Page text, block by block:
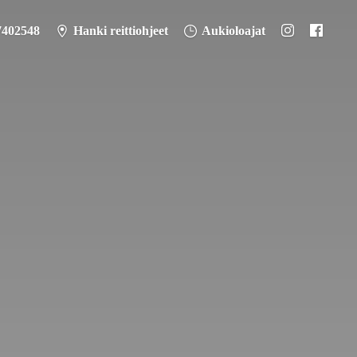
Hanki reittiohjeet Aukioloajat